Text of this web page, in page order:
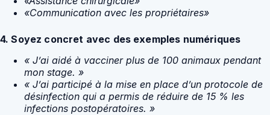
«Communication avec les propriétaires»
4. Soyez concret avec des exemples numériques
« J’ai aidé à vacciner plus de 100 animaux pendant
mon stage. »
« J’ai participé à la mise en place d’un protocole de
désinfection qui a permis de réduire de 15 % les
infections postopératoires. »